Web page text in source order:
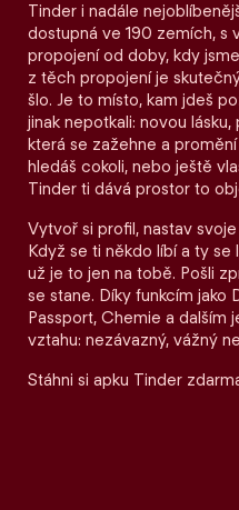
Tinder i nadále
dostupná ve 190 zemích, s
propojení od doby, kdy
z těch propojení je
šlo. Je to místo, kam jdeš
jinak nepotkali: novou
která se zažehne a
hledáš cokoli, nebo ještě
Tinder ti dává prostor to
Vytvoř si profil, nastav
Když se ti někdo líbí a ty se
už je to jen na tobě. Pošli
se stane. Díky funkcím jako
Passport, Chemie a dalším
vztahu: nezávazný, vážný
Stáhni si apku Tinder